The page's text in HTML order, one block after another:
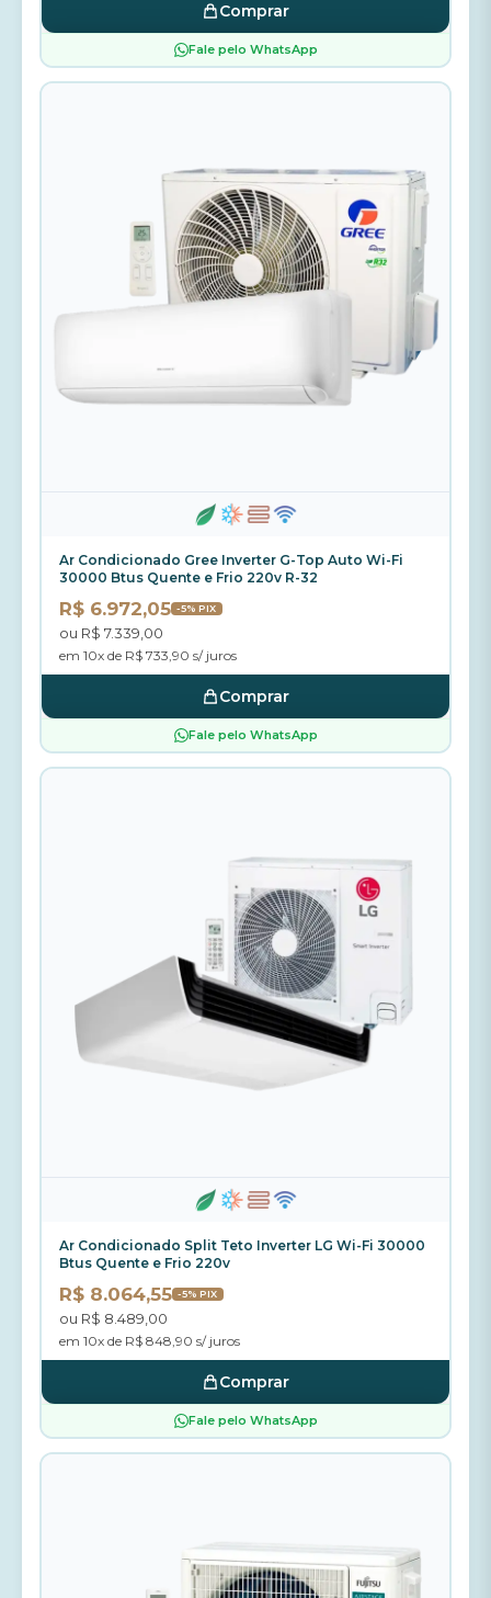
Comprar
Fale pelo WhatsApp
Ar Condicionado Gree Inverter G-Top Auto Wi-Fi
30000 Btus Quente e Frio 220v R-32
R$ 6.972,05 -5% PIX
ou R$ 7.339,00
em 10x de R$ 733,90 s/ juros
Comprar
Fale pelo WhatsApp
Ar Condicionado Split Teto Inverter LG Wi-Fi 30000
Btus Quente e Frio 220v
R$ 8.064,55 -5% PIX
ou R$ 8.489,00
em 10x de R$ 848,90 s/ juros
Comprar
Fale pelo WhatsApp